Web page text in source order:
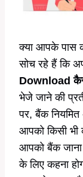
क्या आपके पास
सोच रहे हैं कि
Download
भेजे जाने की
पर, बैंक नियमित
आपको किसी
आपको बैंक
के लिए कहना